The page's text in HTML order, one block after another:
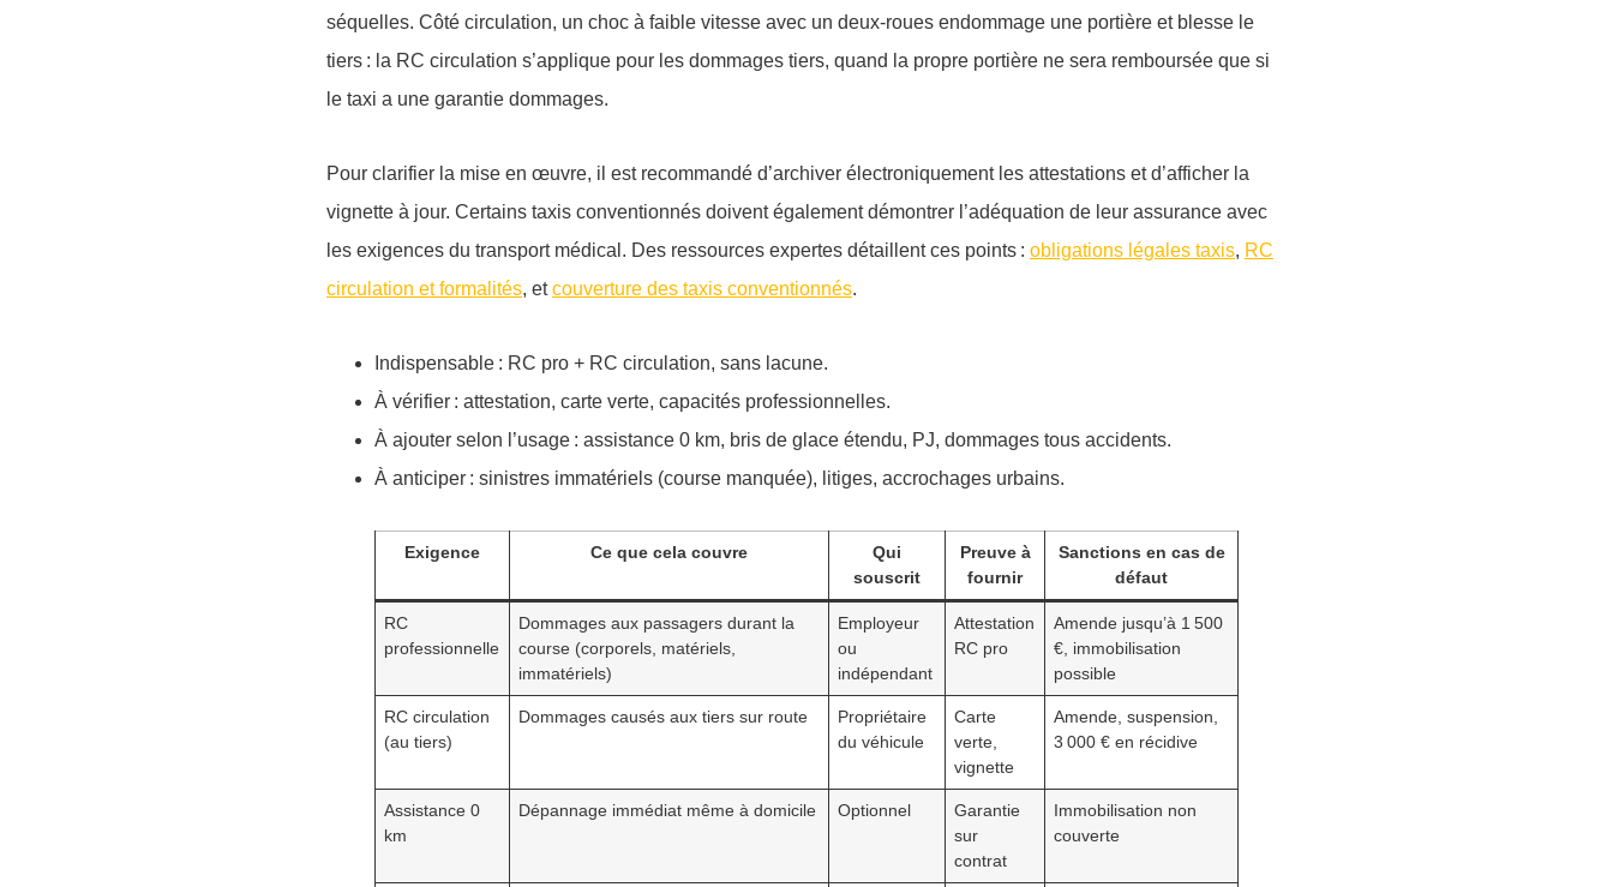
séquelles. Côté circulation, un choc à faible vitesse avec un deux-roues endommage une portière et blesse le
tiers : la RC circulation s’applique pour les dommages tiers, quand la propre portière ne sera remboursée que si
le taxi a une garantie dommages.
Pour clarifier la mise en œuvre, il est recommandé d’archiver électroniquement les attestations et d’afficher la
vignette à jour. Certains taxis conventionnés doivent également démontrer l’adéquation de leur assurance avec
les exigences du transport médical. Des ressources expertes détaillent ces points : obligations légales taxis, RC
circulation et formalités, etcouverture des taxis conventionnés.
Indispensable : RC pro + RC circulation, sans lacune.
À vérifier : attestation, carte verte, capacités professionnelles.
À ajouter selon l’usage : assistance 0 km, bris de glace étendu, PJ, dommages tous accidents.
À anticiper : sinistres immatériels (course manquée), litiges, accrochages urbains.
Exigence Ce que cela couvre
Qui
souscrit
Preuve à
fournir
Sanctions en cas de
défaut
RC
professionnelle
Dommages aux passagers durant la
course (corporels, matériels,
immatériels)
Employeur
ou
indépendant
Attestation
RC pro
Amende jusqu’à 1 500
€ , immobilisation
possible
RC circulation
(au tiers)
Dommages causés aux tiers sur route
Propriétaire
du véhicule
Carte
verte,
vignette
Amende, suspension,
3 000 € en récidive
Assistance 0
km
Dépannage immédiat même à domicile Optionnel
Garantie
sur
contrat
Immobilisation non
couverte